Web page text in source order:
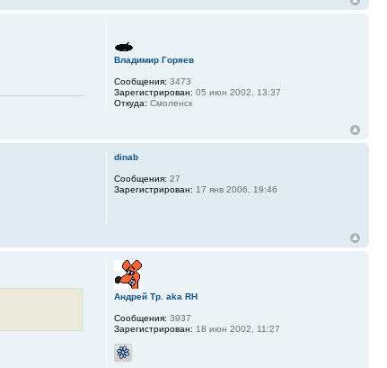
Владимир Горяев
Сообщения: 3473
Зарегистрирован: 05 июн 2002, 13:37
Откуда: Смоленск
dinab
Сообщения: 27
Зарегистрирован: 17 янв 2006, 19:46
Андрей Тр. aka RH
Сообщения: 3937
Зарегистрирован: 18 июн 2002, 11:27